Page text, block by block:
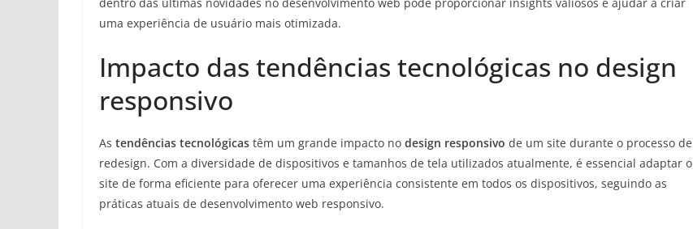
uma experiência de usuário mais otimizada.
Impacto das tendências tecnológicas no design
responsivo
As tendências tecnológicas têm um grande impacto no design responsivo de um site durante o processo de
redesign. Com a diversidade de dispositivos e tamanhos de tela utilizados atualmente, é essencial adaptar o
site de forma eficiente para oferecer uma experiência consistente em todos os dispositivos, seguindo as
práticas atuais de desenvolvimento web responsivo.